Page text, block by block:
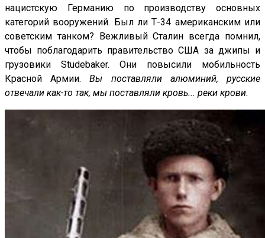
нацистскую Германию по производству основных
категорий вооружений. Был ли Т-34 американским или
советским танком? Вежливый Сталин всегда помнил,
чтобы поблагодарить правительство США за джипы и
грузовики Studebaker. Они повысили мобильность
Красной Армии.Вы поставляли алюминий, русские
отвечали как-то так, мы поставляли кровь... реки крови.